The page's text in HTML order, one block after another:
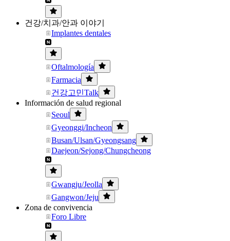
건강/치과/안과 이야기
Implantes dentales
Oftalmología
Farmacia
건강고민Talk
Información de salud regional
Seoul
Gyeonggi/Incheon
Busan/Ulsan/Gyeongsang
Daejeon/Sejong/Chungcheong
Gwangju/Jeolla
Gangwon/Jeju
Zona de convivencia
Foro Libre